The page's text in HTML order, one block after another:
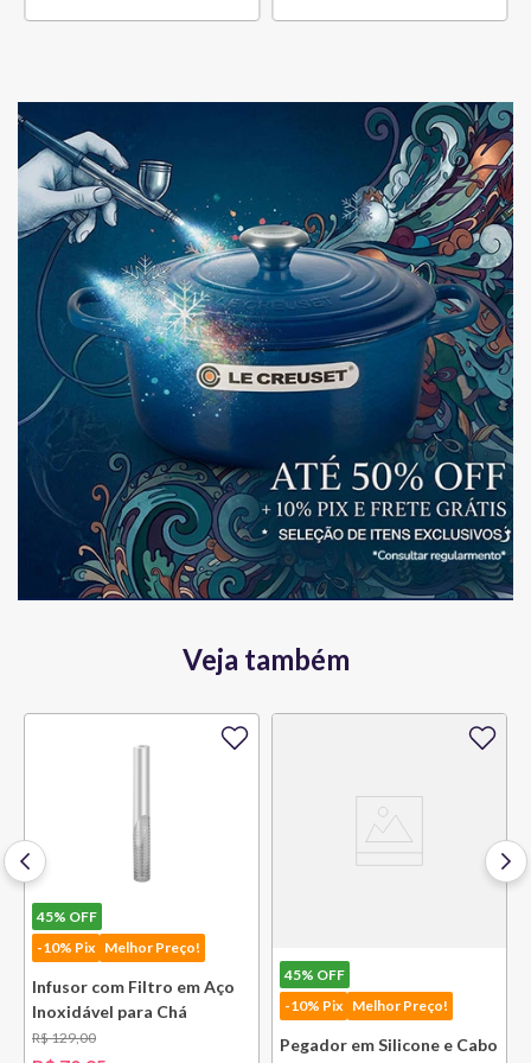
Veja também
45% OFF
-10% Pix Melhor Preço!
Infusor com Filtro em Aço
Inoxidável para Chá
Lausanne Bsf
R$129,00
45% OFF
-10% Pix Melhor Preço!
Pegador em Silicone e Cabo